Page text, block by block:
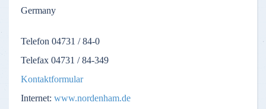
Germany
Telefon 04731 / 84-0
Telefax 04731 / 84-349
Kontaktformular
Internet: www.nordenham.de